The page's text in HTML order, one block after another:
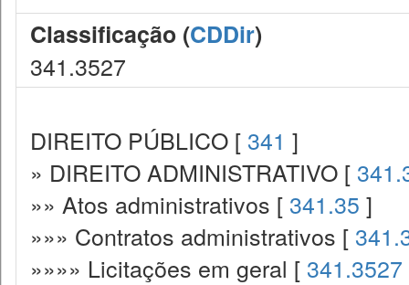
Classificação (CDDir)
341.3527
DIREITO PÚBLICO [ 341 ]
» DIREITO ADMINISTRATIVO [
»» Atos administrativos [ 341.35 ]
»»» Contratos administrativos [
»»»» Licitações em geral [ 341.3527